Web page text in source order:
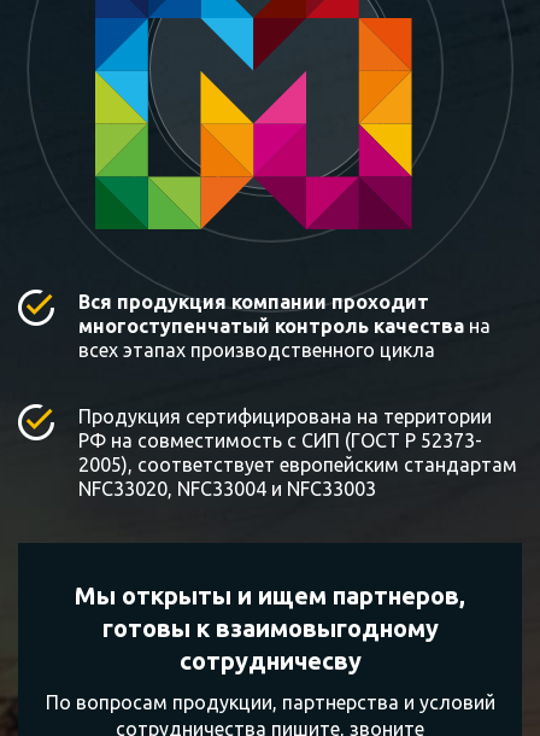
Вся продукция компании проходит
многоступенчатый контроль качества на
всех этапах производственного цикла
Продукция сертифицирована на территории
РФ на совместимость с СИП (ГОСТ Р 52373-
2005), соответствует европейским стандартам
NFC33020, NFC33004 и NFC33003
Мы открыты и ищем партнеров,
готовы квзаимовыгодному
сотрудничесву
По вопросам продукции, партнерства и условий
сотрудничества пишите, звоните